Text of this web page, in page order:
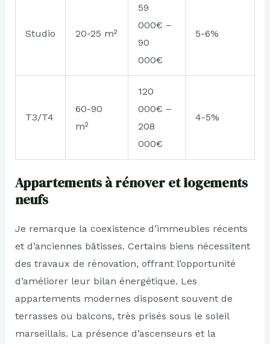
Studio 20-25 m²
59
000€ –
90
000€
5-6%
T3/T4
60-90
m²
120
000€ –
208
000€
4-5%
Appartements à rénover et logements
neufs
Je remarque la coexistence d’immeubles récents
et d’anciennes bâtisses. Certains biens nécessitent
des travaux de rénovation, offrant l’opportunité
d’améliorer leur bilan énergétique. Les
appartements modernes disposent souvent de
terrasses ou balcons, très prisés sous le soleil
marseillais. La présence d’ascenseurs et la